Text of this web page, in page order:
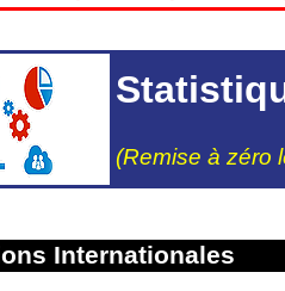
(Remise à zéro
Internationales